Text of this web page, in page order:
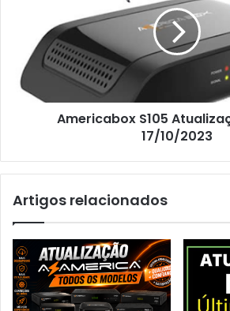
Americabox S105
17/10/2023
Artigos relacionados